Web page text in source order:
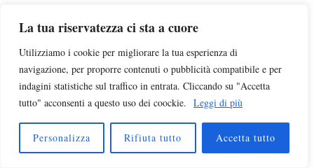
La tua riservatezza ci sta a cuore
Utilizziamo i cookie per migliorare la tua esperienza di
navigazione, per proporre contenuti o pubblicità compatibile e per
indagini statistiche sul traffico in entrata. Cliccando su "Accetta
tutto" acconsenti a questo uso dei coockie. Leggi di più
Personalizza Rifiuta tutto Accetta tutto
33 80129 Napoli | C.F. e Partita IVA 10092441210
© 2023 Tutti i diritti riservati | Per informazioni, rettifiche,
segnalazioni e pubblicità visitate la paginaContatti